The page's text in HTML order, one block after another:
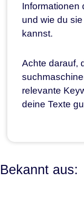
Informationen
und wie du
kannst.
Achte darauf,
relevante
deine Texte
Bekannt aus: